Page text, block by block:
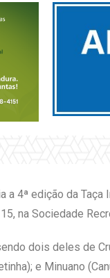
a 4ª edição da
na Sociedade
dois deles de
e Minuano